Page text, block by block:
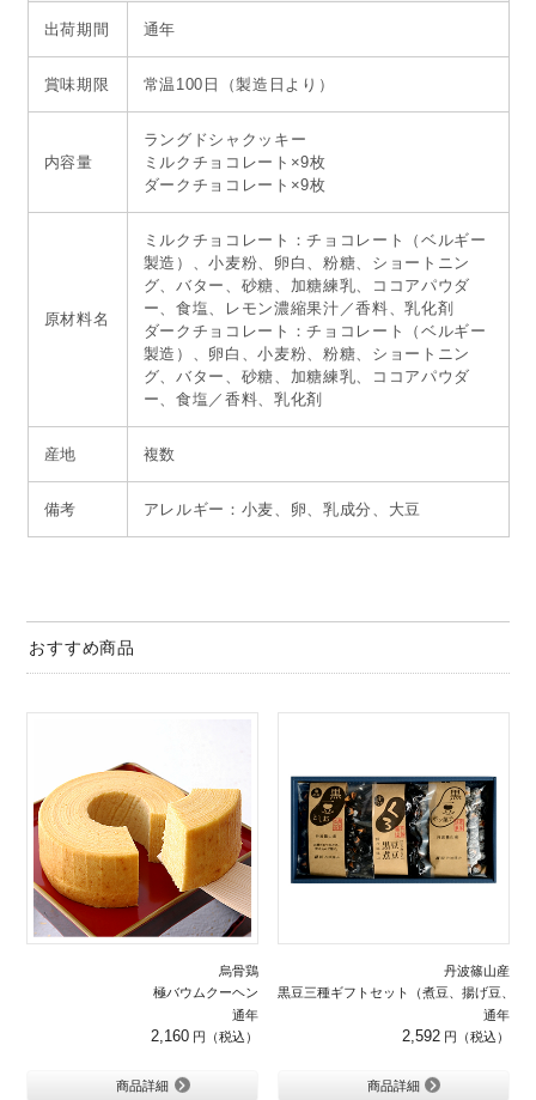
出荷期間 通年
賞味期限 常温100日（製造日より）
内容量
ラングドシャクッキー
ミルクチョコレート×9枚
ダークチョコレート×9枚
原材料名
ミルクチョコレート：チョコレート（ベルギー
製造）、小麦粉、卵白、粉糖、ショートニン
グ、バター、砂糖、加糖練乳、ココアパウダ
ー、食塩、レモン濃縮果汁／香料、乳化剤
ダークチョコレート：チョコレート（ベルギー
製造）、卵白、小麦粉、粉糖、ショートニン
グ、バター、砂糖、加糖練乳、ココアパウダ
ー、食塩／香料、乳化剤
産地 複数
備考 アレルギー：小麦、卵、乳成分、大豆
おすすめ商品
烏骨鶏
極バウムクーヘン
通年
2,160
商品詳細
丹波篠山産
黒豆三種ギフトセット（煮豆、揚げ豆、ポ
通年
2,592
商品詳細